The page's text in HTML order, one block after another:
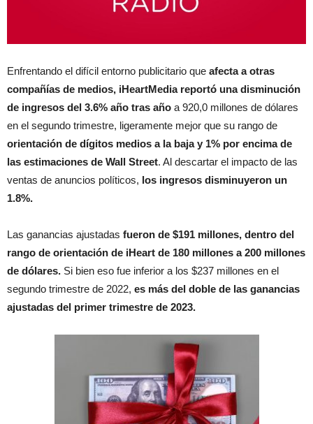
Enfrentando el difícil entorno publicitario que afecta a otras
compañías de medios, iHeartMedia reportó una disminución
de ingresos del 3.6% año tras año a 920,0 millones de dólares
en el segundo trimestre, ligeramente mejor que su rango de
orientación de dígitos medios a la baja y 1% por encima de
las estimaciones de Wall Street. Al descartar el impacto de las
ventas de anuncios políticos, los ingresos disminuyeron un
1.8%.
Las ganancias ajustadas fueron de $191 millones, dentro del
rango de orientación de iHeart de 180 millones a 200 millones
de dólares. Si bien eso fue inferior a los $237 millones en el
segundo trimestre de 2022, es más del doble de las ganancias
ajustadas del primer trimestre de 2023.